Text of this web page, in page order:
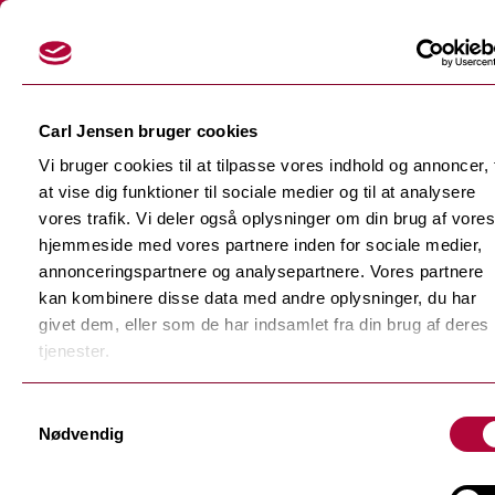
Carl Jensen bruger cookies
Vi bruger cookies til at tilpasse vores indhold og annoncer,
at vise dig funktioner til sociale medier og til at analysere
vores trafik. Vi deler også oplysninger om din brug af vores
hjemmeside med vores partnere inden for sociale medier,
annonceringspartnere og analysepartnere. Vores partnere
kan kombinere disse data med andre oplysninger, du har
givet dem, eller som de har indsamlet fra din brug af deres
tjenester.
Nødvendig
Skærefolier
Tilbage
Dekorationsfolier
Tilbage
Støbte dekorationsfolier
Monomere dekorationsfolie